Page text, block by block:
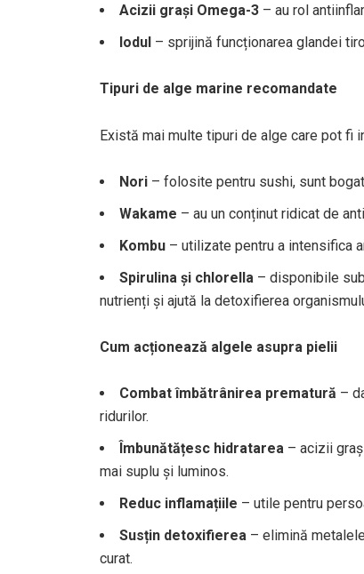
Acizii grași Omega-3 – au rol
Iodul – sprijină funcționarea glandei
Tipuri de alge marine recomandate
Există mai multe tipuri de alge care pot fi
Nori – folosite pentru sushi, sunt
Wakame – au un conținut ridicat de
Kombu – utilizate pentru a intensifica
Spirulina și chlorella – disponibile
nutrienți și ajută la detoxifierea
Cum acționează algele asupra pielii
Combat îmbătrânirea prematură –
ridurilor.
Îmbunătățesc hidratarea – acizii
mai suplu și luminos.
Reduc inflamațiile – utile pentru
Susțin detoxifierea – elimină
curat.